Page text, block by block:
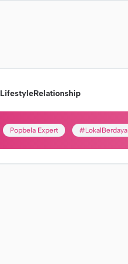
LifestyleRelationship
Popbela Expert #LokalBerdaya